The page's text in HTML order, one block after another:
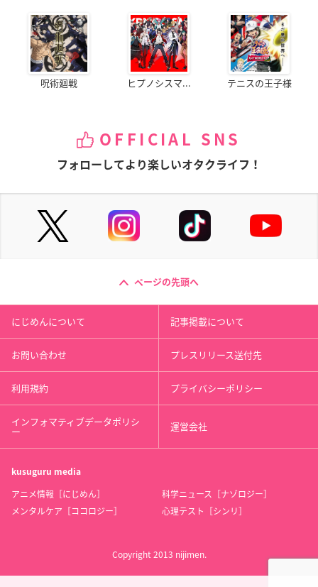
呪術廻戦 ヒプノシスマ... テニスの王子様
OFFICIAL SNS
フォローしてより楽しいオタクライフ！
ページの先頭へ
にじめんについて 記事掲載について
お問い合わせ プレスリリース送付先
利用規約 プライバシーポリシー
インフォマティブデータポリシ
ー 運営会社
kusuguru media
アニメ情報［にじめん］
科学ニュース［ナゾロジー］
メンタルケア［ココロジー］
心理テスト［シンリ］
Copyright 2013 nijimen.